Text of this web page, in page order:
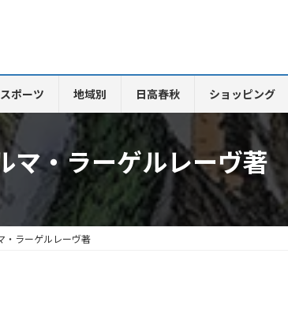
スポーツ 地域別 日高春秋 ショッピング
・ラーゲルレーヴ著
ラーゲルレーヴ著